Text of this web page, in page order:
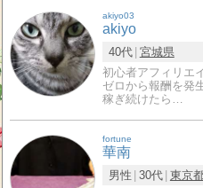
akiyo03
akiyo
40代 宮城県
初心者アフィリエ
ゼロから報酬を発
稼ぎ続けたら…
fortune
華南
男性 30代 東京